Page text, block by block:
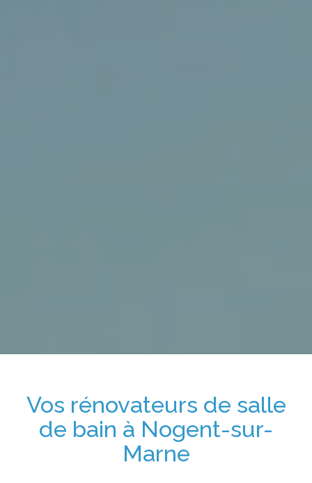
Vos rénovateurs de salle
de bain à Nogent-sur-
Marne